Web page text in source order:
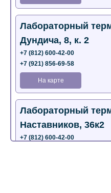
Лабораторный
Дундича, 8, к. 2
+7 (812) 600-42-00
+7 (921) 856-69-58
На карте
Лабораторный
Наставников, 36к2
+7 (812) 600-42-00